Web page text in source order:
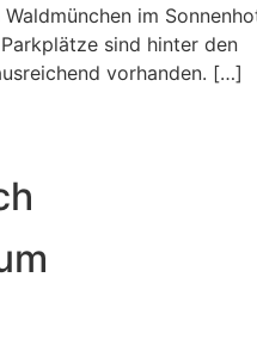
im
sind hinter den
vorhanden. […]